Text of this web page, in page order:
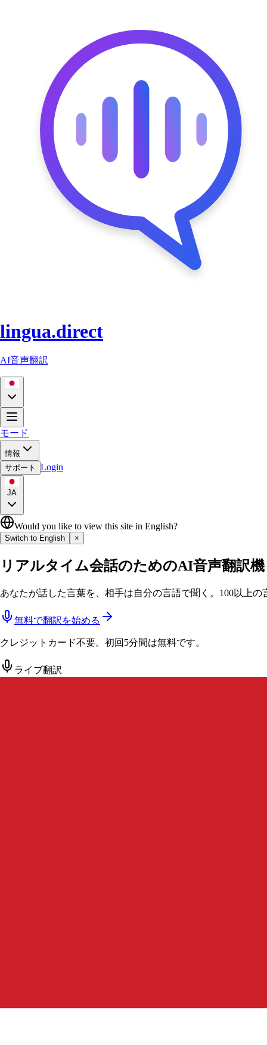
lingua.direct
AI音声翻訳
モード
情報
サポート
Login
JA
Would you like to view this site in English?
Switch to English ×
リアルタイム会話のためのAI音声翻訳機
あなたが話した言葉を、相手は自分の言語で聞く。100以上
無料で翻訳を始める
クレジットカード不要。初回5分間は無料です。
ライブ翻訳